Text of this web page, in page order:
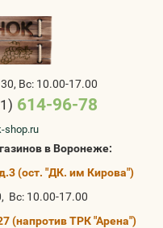
Вс: 10.00-17.00
614-96-78
shop.ru
в Воронеже:
(ост. "ДК. им Кирова")
Вс: 10.00-17.00
(напротив ТРК "Арена")